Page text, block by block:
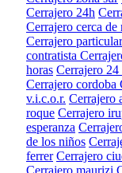
Cerrajero 24h
Cerrajero cerca
Cerrajero particular
contratista
horas Cerrajero 24
Cerrajero cordoba
v.i.c.o.r. Cerrajero
roque Cerrajero
esperanza
de los niños
ferrer Cerrajero